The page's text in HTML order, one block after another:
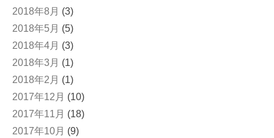
2018年8月 (3)
2018年5月 (5)
2018年4月 (3)
2018年3月 (1)
2018年2月 (1)
2017年12月 (10)
2017年11月 (18)
2017年10月 (9)